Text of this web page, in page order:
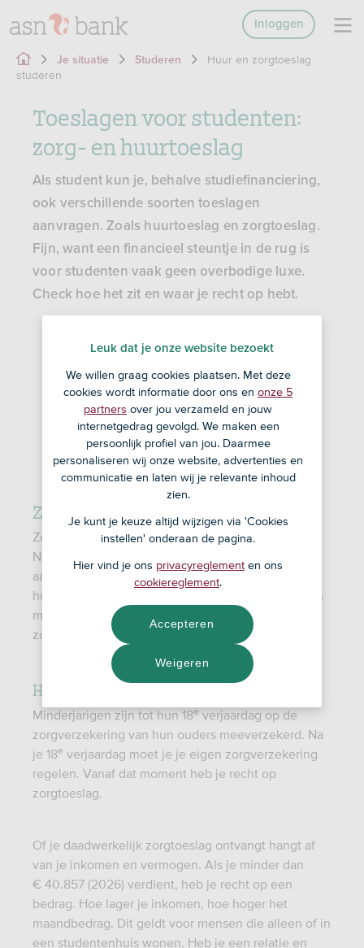
Inloggen
Je situatie Studeren
Huur en zorgtoeslag
studeren
Toeslagen voor studenten:
zorg- en huurtoeslag
Als student kun je, behalve studiefinanciering,
ook verschillende soorten toeslagen
aanvragen. Zoals huurtoeslag en zorgtoeslag.
Fijn, want een financieel steuntje in de rug is
voor studenten vaak geen overbodige luxe.
Check hoe het zit en waar je recht op hebt.
Zorgtoeslag voor studenten
Zorgtoeslag is een tegemoetkoming van de
Nederlandse overheid voor zorgkosten. Met deze
aanvulling kunnen mensen met een laag inkomen
hun zorgverzekering betalen. In Nederland hebben
mensen vanaf hun 18
mogelijk recht op
zorgtoeslag.
Heb ik recht op zorgtoeslag?
Minderjarigen zijn tot hun 18e verjaardag op de
zorgverzekering van hun ouders meeverzekerd. Na
je 18e verjaardag moet je je eigen zorgverzekering
regelen. Vanaf dat moment heb je recht op
zorgtoeslag.
Of je daadwerkelijk zorgtoeslag ontvangt hangt af
van je inkomen en vermogen. Als je minder dan
€ 40.857 (2026) verdient, heb je recht op een
bedrag. Hoe lager je inkomen, hoe hoger het
maandbedrag. Dit geldt voor mensen die alleen of in
een studentenhuis wonen. Heb je een relatie en
Leuk dat je onze website bezoekt
We willen graag cookies plaatsen. Met deze
cookies wordt informatie door ons en onze 5
partners over jou verzameld en jouw
internetgedrag gevolgd. We maken een
persoonlijk profiel van jou. Daarmee
personaliseren wij onze website, advertenties en
communicatie en laten wij je relevante inhoud
zien.
Je kunt je keuze altijd wijzigen via 'Cookies
instellen' onderaan de pagina.
Hier vind je ons privacyreglement en ons
cookiereglement.
Weigeren
Accepteren